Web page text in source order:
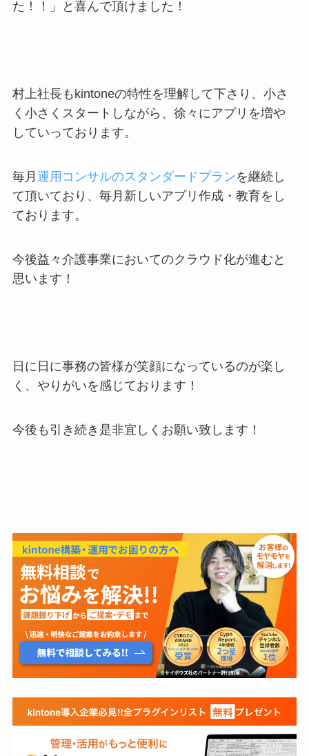
た！！」と喜んで頂けました！
村上社長もkintoneの特性を理解して下さり、小さ
く小さくスタートしながら、徐々にアプリを増や
していっております。
毎月 運用コンサルのスタンダードプランを継続し
て頂いており、毎月新しいアプリ作成・教育をし
ております。
今後益々介護事業においてのクラウド化が進むと
思います！
日に日に事務の皆様が笑顔になっているのが楽し
く、やりがいを感じております！
今後も引き続き是非宜しくお願い致します！